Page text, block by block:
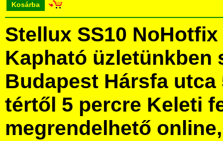
Kosárba
Stellux SS10
Kapható üzletünkben
Budapest Hársfa utca
tértől 5 percre Keleti
megrendelhető